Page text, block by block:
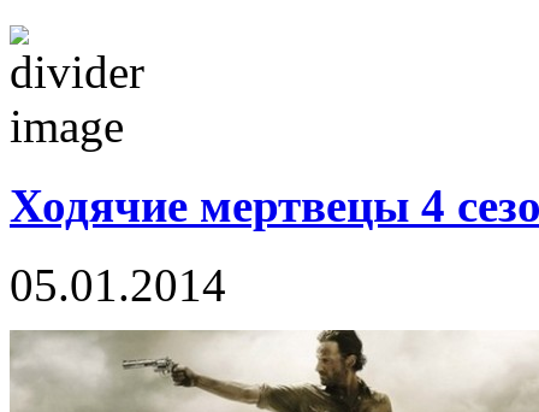
Ходячие мертвецы 4
05.01.2014